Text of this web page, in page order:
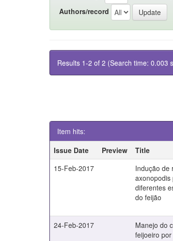
Authors/record
Results 1-2 of 2 (Search time: 0.003
Item hits:
Issue Date
Preview Title
15-Feb-2017
Indução de
axonopodis
diferentes
do feijão
24-Feb-2017
Manejo do
feijoeiro